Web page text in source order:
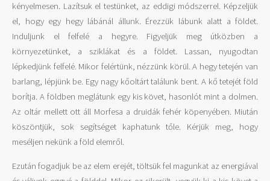
kényelmesen. Lazítsuk el testünket, az eddigi módszerrel. Képzeljük
el, hogy egy hegy lábánál állunk. Érezzük lábunk alatt a földet.
Induljunk el felfelé a hegyre. Figyeljük meg útközben a
környezetünket, a sziklákat és a földet. Lassan, nyugodtan
lépkedjünk felfelé. Mikor felértünk, nézzünk körül. A hegy tetején van
barlang, lépjünk be. Egy nagy kőoltárt találunk bent. A kő tetejét föld
borítja. A földben meglátunk egy kis követ, hasonlót mint a dolmen.
Az oltár mellett ott áll Morfesa a druidák fehér köpenyében. Miután
köszöntjük, sok segítséget kaphatunk tőle. Kérjük meg, hogy
meséljen nekünk a föld elemről.
Ezután fogadjuk be az elem erejét, töltsük fel magunkat az energiával